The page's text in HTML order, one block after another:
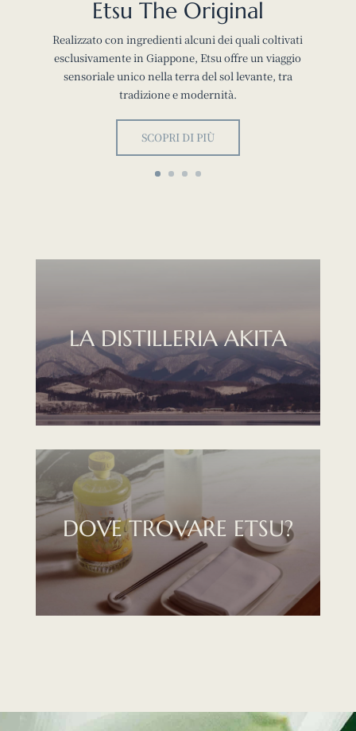
Etsu The Original
Realizzato con ingredienti alcuni dei quali coltivati
esclusivamente in Giappone, Etsu offre un viaggio
sensoriale unico nella terra del sol levante, tra
tradizione e modernità.
SCOPRI DI PIÙ
LA DISTILLERIA AKITA
DOVE TROVARE ETSU?